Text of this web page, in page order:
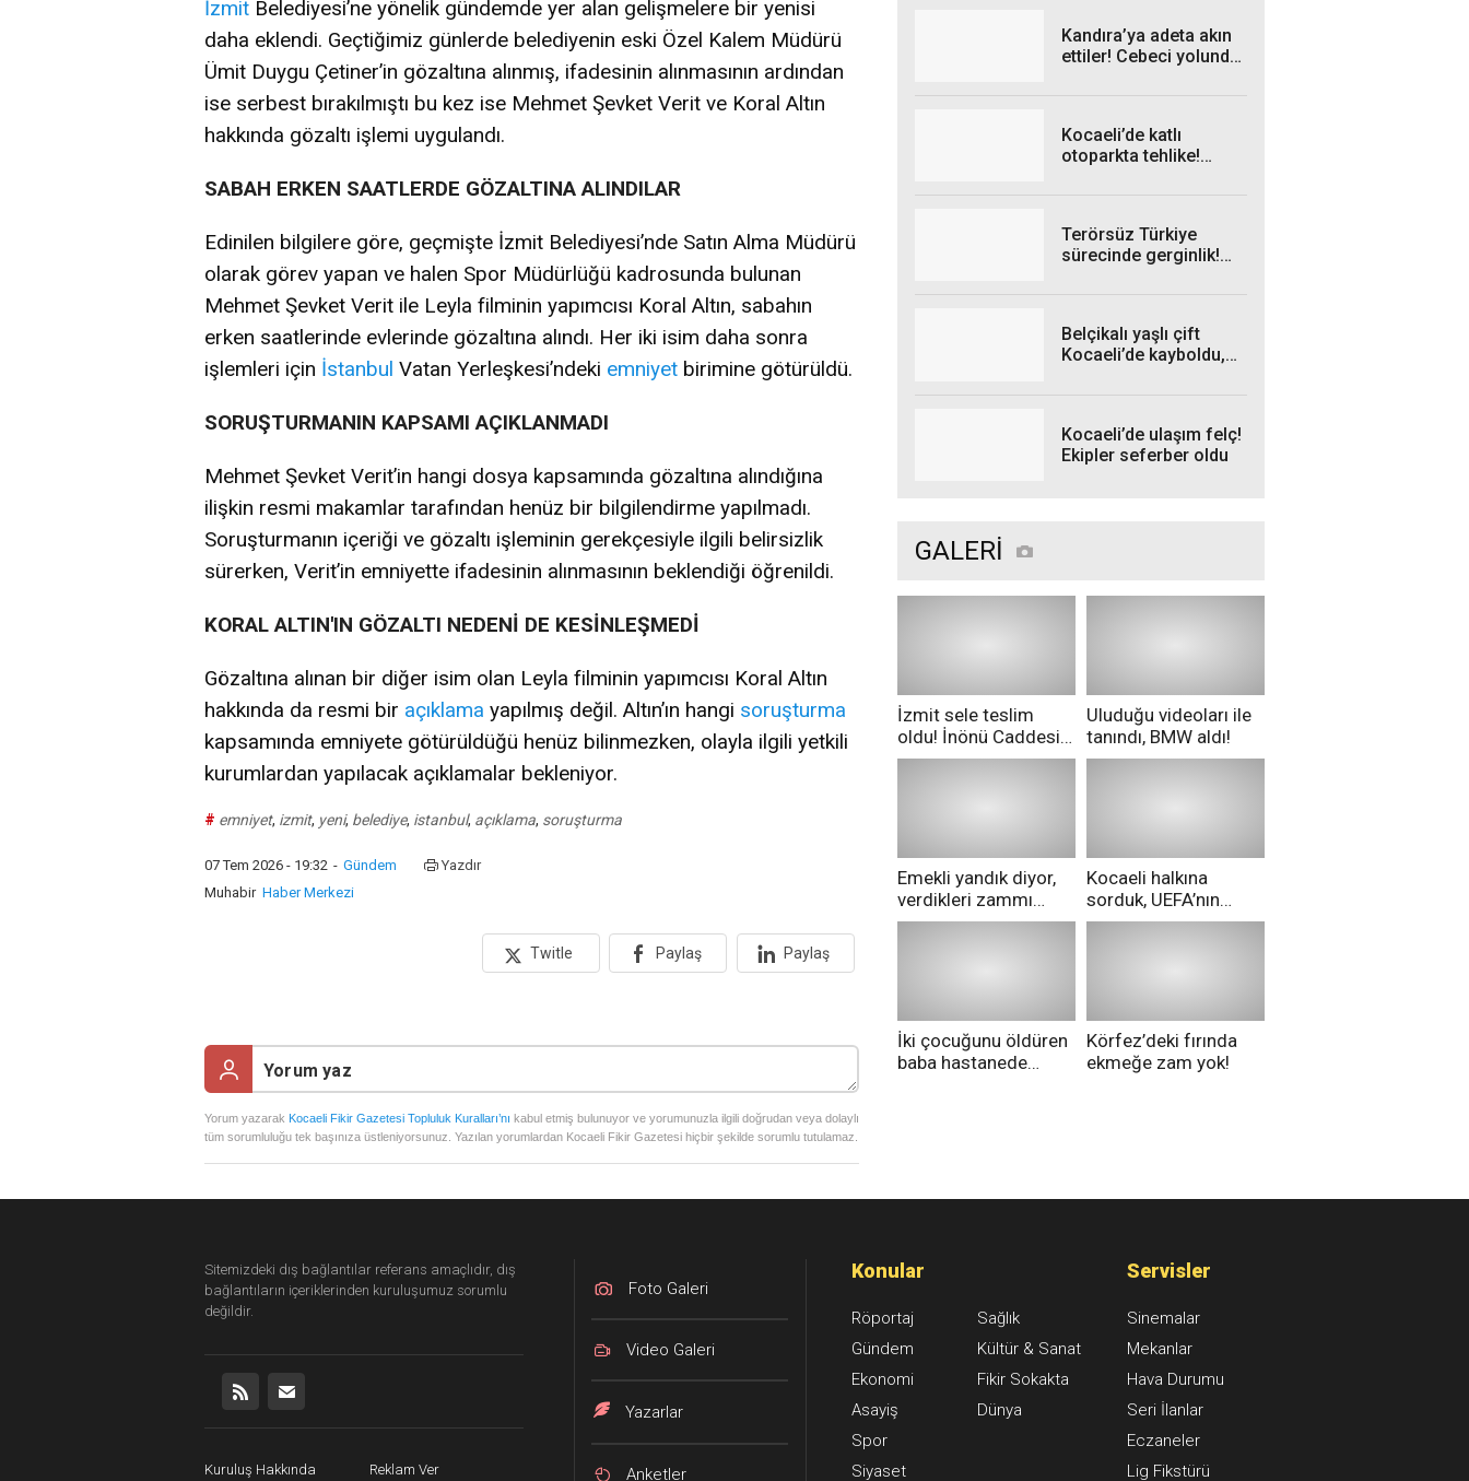
İzmit Belediyesi’ne yönelik gündemde yer alan gelişmelere bir yenisi
daha eklendi. Geçtiğimiz günlerde belediyenin eski Özel Kalem Müdürü
Ümit Duygu Çetiner’in gözaltına alınmış, ifadesinin alınmasının ardından
ise serbest bırakılmıştı bu kez ise Mehmet Şevket Verit ve Koral Altın
hakkında gözaltı işlemi uygulandı.
SABAH ERKEN SAATLERDE GÖZALTINA ALINDILAR
Edinilen bilgilere göre, geçmişte İzmit Belediyesi’nde Satın Alma Müdürü
olarak görev yapan ve halen Spor Müdürlüğü kadrosunda bulunan
Mehmet Şevket Verit ile Leyla filminin yapımcısı Koral Altın, sabahın
erken saatlerinde evlerinde gözaltına alındı. Her iki isim daha sonra
işlemleri için İstanbul Vatan Yerleşkesi’ndeki emniyet birimine götürüldü.
SORUŞTURMANIN KAPSAMI AÇIKLANMADI
Mehmet Şevket Verit’in hangi dosya kapsamında gözaltına alındığına
ilişkin resmi makamlar tarafından henüz bir bilgilendirme yapılmadı.
Soruşturmanın içeriği ve gözaltı işleminin gerekçesiyle ilgili belirsizlik
sürerken, Verit’in emniyette ifadesinin alınmasının beklendiği öğrenildi.
KORAL ALTIN'IN GÖZALTI NEDENİ DE KESİNLEŞMEDİ
Gözaltına alınan bir diğer isim olan Leyla filminin yapımcısı Koral Altın
hakkında da resmi bir açıklama yapılmış değil. Altın’ın hangi soruşturma
kapsamında emniyete götürüldüğü henüz bilinmezken, olayla ilgili yetkili
kurumlardan yapılacak açıklamalar bekleniyor.
# emniyet, izmit, yeni, belediye, istanbul, açıklama, soruşturma
07 Tem 2026 - 19:32 - Gündem
Yazdır
Muhabir Haber Merkezi
Twitle Paylaş Paylaş
Yorum yazarak Kocaeli Fikir Gazetesi Topluluk Kuralları’nı kabul etmiş bulunuyor ve yorumunuzla ilgili doğrudan veya dolaylı
tüm sorumluluğu tek başınıza üstleniyorsunuz. Yazılan yorumlardan Kocaeli Fikir Gazetesi hiçbir şekilde sorumlu tutulamaz.
Kandıra’ya adeta akın
ettiler! Cebeci yolunda
Kocaeli’de katlı
otoparkta tehlike!
Terörsüz Türkiye
sürecinde gerginlik!
Belçikalı yaşlı çift
Kocaeli’de kayboldu,
Kocaeli’de ulaşım felç!
Ekipler seferber oldu
GALERİ
İzmit sele teslim
oldu! İnönü Caddesi
göle döndü!
Uluduğu videoları ile
tanındı, BMW aldı!
Emekli yandık diyor,
verdikleri zammı
pazarda geri aldılar!
Kocaeli halkına
sorduk, UEFA’nın
Merih Demiral kararı
İki çocuğunu öldüren
baba hastanede
Körfez’deki fırında
ekmeğe zam yok!
Sitemizdeki dış bağlantılar referans amaçlıdır, dış
bağlantıların içeriklerinden kuruluşumuz sorumlu
değildir.
Kuruluş Hakkında Reklam Ver
Foto Galeri
Video Galeri
Yazarlar
Anketler
Konular
Röportaj
Gündem
Ekonomi
Asayiş
Spor
Siyaset
Sağlık
Kültür & Sanat
Fikir Sokakta
Dünya
Servisler
Sinemalar
Mekanlar
Hava Durumu
Seri İlanlar
Eczaneler
Lig Fikstürü